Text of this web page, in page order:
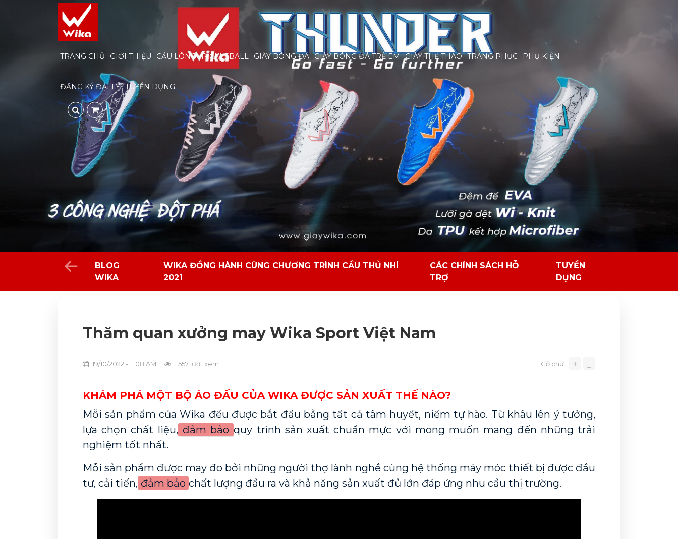
TRANG CHỦ GIỚI THIỆU CẦU LÔNG PICKLEBALL GIÀY BÓNG ĐÁ GIÀY BÓNG ĐÁ TRẺ EM GIÀY THỂ THAO TRANG PHỤC PHỤ KIỆN
ĐĂNG KÝ ĐẠI LÝ TUYỂN DỤNG
BLOG
WIKA
WIKA ĐỒNG HÀNH CÙNG CHƯƠNG TRÌNH CẦU THỦ NHÍ
2021
CÁC CHÍNH SÁCH HỖ
TRỢ
TUYỂN
DỤNG
Thăm quan xưởng may Wika Sport Việt Nam
19/10/2022 - 11:08 AM 1.557 lượt xem Cỡ chữ ＋
KHÁM PHÁ MỘT BỘ ÁO ĐẤU CỦA WIKA ĐƯỢC SẢN XUẤT THẾ NÀO?
Mỗi sản phẩm của Wika đều được bắt đầu bằng tất cả tâm huyết, niềm tự hào. Từ khâu lên ý tưởng,
lựa chọn chất liệu, đảm bảo quy trình sản xuất chuẩn mực với mong muốn mang đến những trải
nghiệm tốt nhất.
Mỗi sản phẩm được may đo bởi những người thợ lành nghề cùng hệ thống máy móc thiết bị được đầu
tư, cải tiến, đảm bảo chất lượng đầu ra và khả năng sản xuất đủ lớn đáp ứng nhu cầu thị trường.